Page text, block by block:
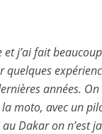
j’ai fait
quelques
années.
moto, avec un
Dakar on